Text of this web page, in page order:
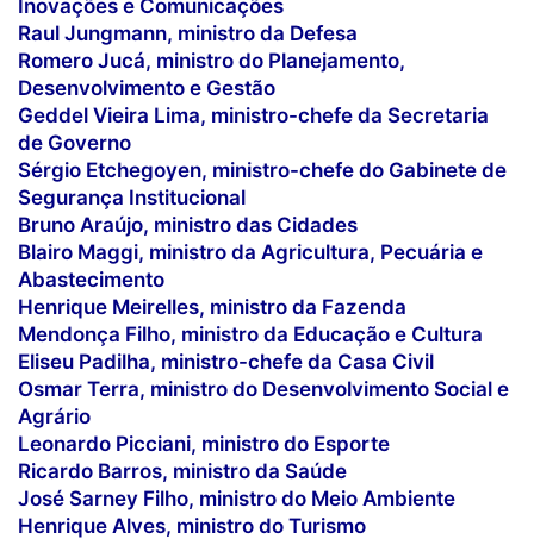
Inovações e Comunicações
Raul Jungmann, ministro da Defesa
Romero Jucá, ministro do Planejamento,
Desenvolvimento e Gestão
Geddel Vieira Lima, ministro-chefe da Secretaria
de Governo
Sérgio Etchegoyen, ministro-chefe do Gabinete de
Segurança Institucional
Bruno Araújo, ministro das Cidades
Blairo Maggi, ministro da Agricultura, Pecuária e
Abastecimento
Henrique Meirelles, ministro da Fazenda
Mendonça Filho, ministro da Educação e Cultura
Eliseu Padilha, ministro-chefe da Casa Civil
Osmar Terra, ministro do Desenvolvimento Social e
Agrário
Leonardo Picciani, ministro do Esporte
Ricardo Barros, ministro da Saúde
José Sarney Filho, ministro do Meio Ambiente
Henrique Alves, ministro do Turismo